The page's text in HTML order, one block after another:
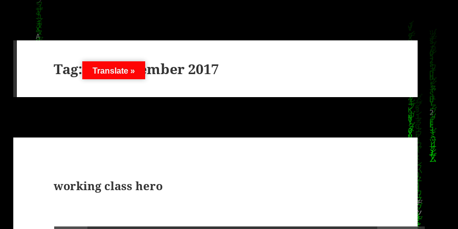
Tag: 14. September 2017
working class hero
Translate »